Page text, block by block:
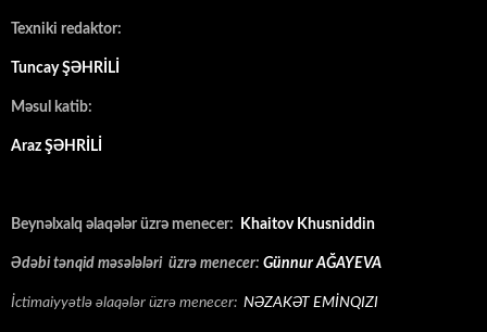
Texniki redaktor:
Tuncay ŞƏHRİLİ
Məsul katib:
Araz ŞƏHRİLİ
Beynəlxalq əlaqələr üzrə menecer: Khaitov Khusniddin
Ədəbi tənqid məsələləri üzrə menecer: Günnur AĞAYEVA
İctimaiyyətlə əlaqələr üzrə menecer: NƏZAKƏT EMİNQIZI